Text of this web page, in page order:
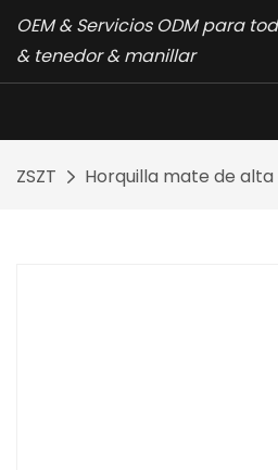
OEM & Servicios ODM para
& tenedor & manillar
ZSZT Horquilla mate de